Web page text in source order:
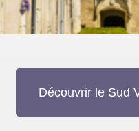
Découvrir le Sud